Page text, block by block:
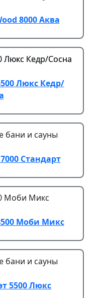
8000 Аква
Люкс Кедр/
Стандарт
Моби Микс
5500 Люкс